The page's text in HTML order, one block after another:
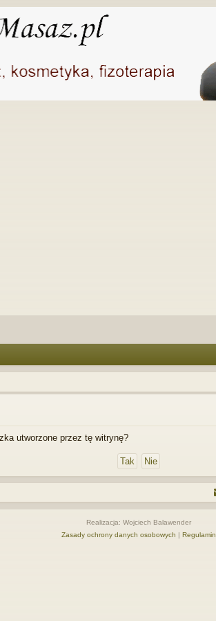
utworzone przez tę witrynę?
Realizacja: Wojciech Balawender
Zasady ochrony danych osobowych | Regulamin